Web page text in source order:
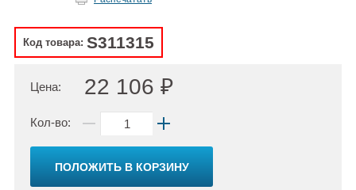
Код товара: S311315
Цена: 22 106 ₽
Кол-во:
ПОЛОЖИТЬ В КОРЗИНУ